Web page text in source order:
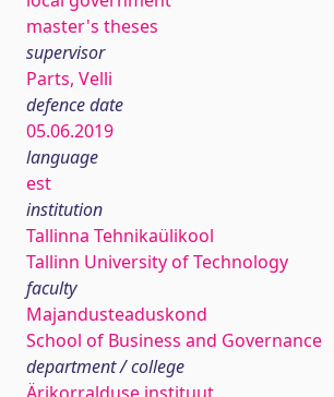
master's theses
supervisor
Parts, Velli
defence date
05.06.2019
language
est
institution
Tallinna Tehnikaülikool
Tallinn University of Technology
faculty
Majandusteaduskond
School of Business and Governance
department / college